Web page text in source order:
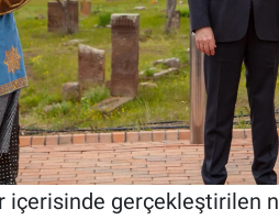
içerisinde gerçekleştirilen